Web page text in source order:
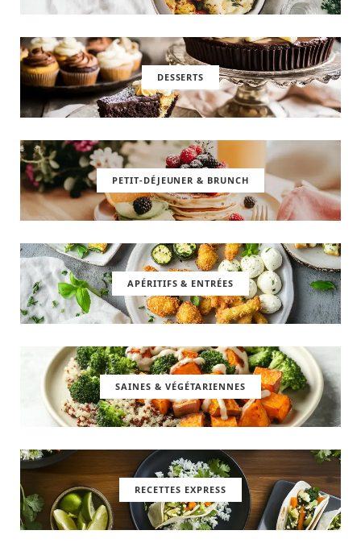
DESSERTS
PETIT-DÉJEUNER & BRUNCH
APÉRITIFS & ENTRÉES
SAINES & VÉGÉTARIENNES
RECETTES EXPRESS